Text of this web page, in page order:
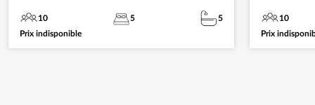
10 5
5
Prix indisponible
10
Prix